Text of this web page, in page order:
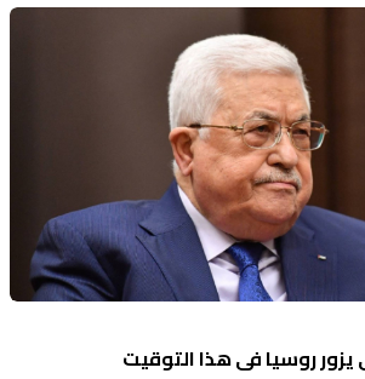
روسيا في هذا التوقيت